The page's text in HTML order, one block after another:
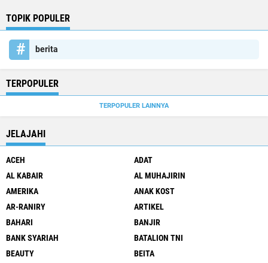
TOPIK POPULER
berita
TERPOPULER
TERPOPULER LAINNYA
JELAJAHI
ACEH
ADAT
AL KABAIR
AL MUHAJIRIN
AMERIKA
ANAK KOST
AR-RANIRY
ARTIKEL
BAHARI
BANJIR
BANK SYARIAH
BATALION TNI
BEAUTY
BEITA